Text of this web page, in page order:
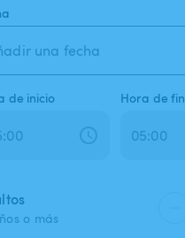
una fecha
de inicio Hora de fin
o más